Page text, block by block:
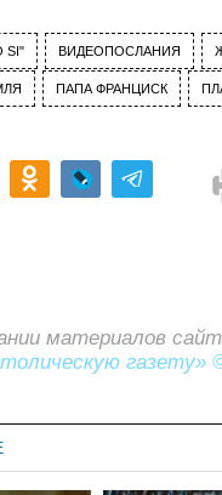
SI" ВИДЕОПОСЛАНИЯ
ПАПА ФРАНЦИСК
материалов
газету»